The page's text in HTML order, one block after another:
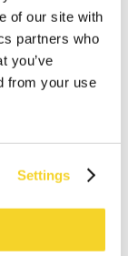
of our site with
partners who
you’ve
from your use
Settings
uur
50,- binnen